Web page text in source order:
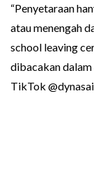
“Penyetaraan
atau menengah
school leaving
dibacakan dalam
TikTok